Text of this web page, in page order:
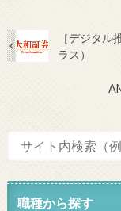
［デジタ
ラス）
職種から探す